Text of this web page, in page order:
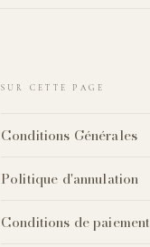
SUR CETTE PAGE
Conditions Générales
Politique d'annulation
Conditions de paiement